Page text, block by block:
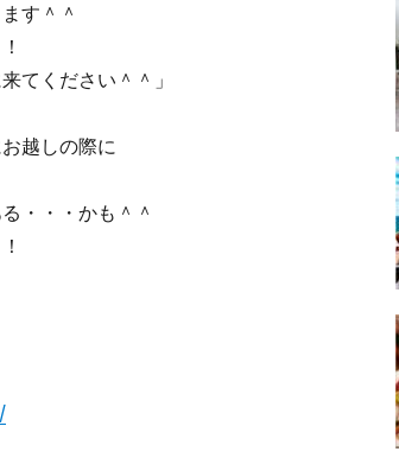
す＾＾
てください＾＾」
越しの際に
・・・かも＾＾